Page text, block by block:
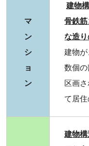
マ
ン
シ
ョ
ン
建物
骨鉄
な造
建物が
数個
区画
て居
建物